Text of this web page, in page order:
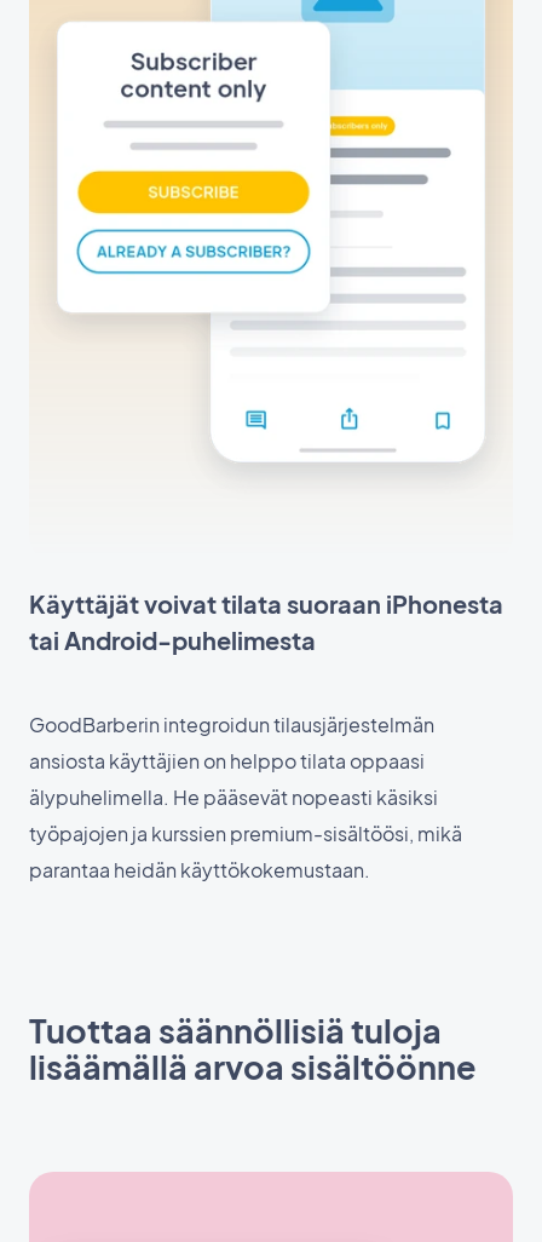
Käyttäjät voivat tilata suoraan iPhonesta
tai Android-puhelimesta
GoodBarberin integroidun tilausjärjestelmän
ansiosta käyttäjien on helppo tilata oppaasi
älypuhelimella. He pääsevät nopeasti käsiksi
työpajojen ja kurssien premium-sisältöösi, mikä
parantaa heidän käyttökokemustaan.
Tuottaa säännöllisiä tuloja
lisäämällä arvoa sisältöönne